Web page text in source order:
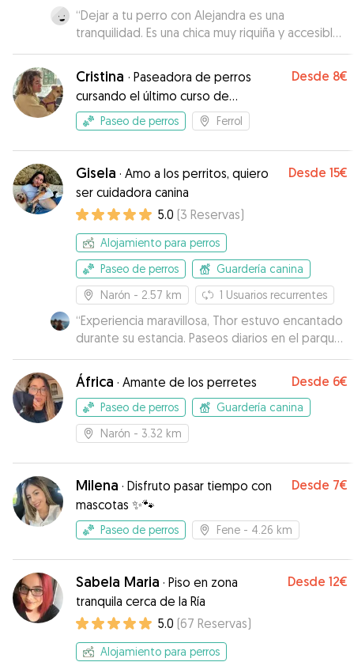
“Dejar a tu perro con Alejandra es una
tranquilidad. Es una chica muy riquiña y accesible.
Cariñosa con los animales. Muy atenta con
nosotros. Nos tuvo informados todo el viaje. Nos
mandó fotos del perro corriendo y jugando por
esa finca tan grande. Se le veía disfrutar. Lo
vimos despedirse de ella muy contento.
viniera de un spa. Relajado y contento.”
Cristina · Paseadora de perros
cursando el último curso de
veterinaria
Desde 8€
Paseo de perros Ferrol
Gisela · Amo a los perritos, quiero
ser cuidadora canina
Desde 15€
5.0 (3 Reservas)
Alojamiento para perros
Paseo de perros
Guardería canina
Narón - 2.57 km 1 Usuarios recurrentes
“Experiencia maravillosa, Thor estuvo encantado
durante su estancia. Paseos diarios en el parque
de Freixeiro. Gisela muy detallista, mandó fotos
y videos.
África · Amante de los perretes Desde 6€
Paseo de perros
Guardería canina
Narón - 3.32 km
Milena · Disfruto pasar tiempo con
mascotas ✨🐾
Desde 7€
Paseo de perros Fene - 4.26 km
Sabela Maria · Piso en zona
tranquila cerca de la Ría
Desde 12€
5.0 (67 Reservas)
Alojamiento para perros